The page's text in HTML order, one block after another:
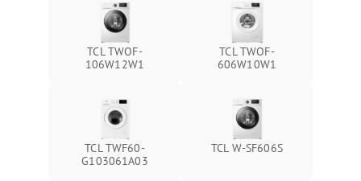
TCL TWOF-
106W12W1
TCL TWOF-
606W10W1
TCL TWF60-
G103061A03
TCL W-SF606S